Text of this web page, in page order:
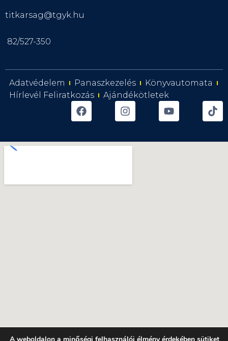
titkarsag@tgyk.hu
82/527-350
Adatvédelem Panaszkezelés
Könyvautomata
Hírlevél Feliratkozás
Ajándékötletek